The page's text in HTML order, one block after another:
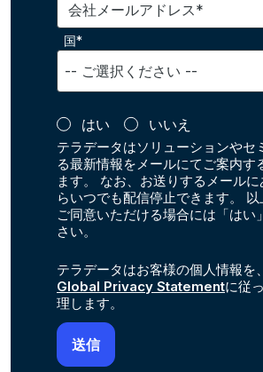
会社メールアドレス*
国*
はい いいえ
テラデータはソリューションやセ
る最新情報をメールにてご案内す
ます。 なお、お送りするメール
らいつでも配信停止できます。 以
ご同意いただける場合には「はい
さい。
テラデータはお客様の個人情報を、
Global Privacy Statementに従
理します。